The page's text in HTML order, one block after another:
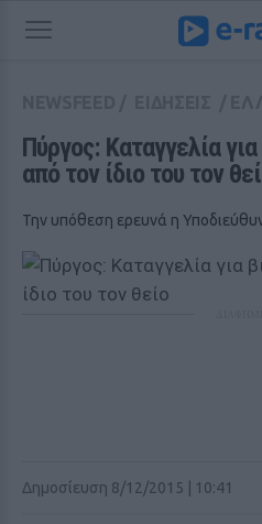
Πύργος: Καταγγελία
από τον ίδιο του τον
Την υπόθεση ερευνά η
Δημοσίευση 8/12/2015 | 10:41